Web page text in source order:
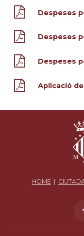
Despeses
Despeses
Despeses
Aplicació
HOME|